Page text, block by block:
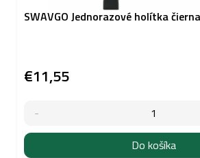
SWAVGO Jednorazové holítka
€11,55
Do košíka